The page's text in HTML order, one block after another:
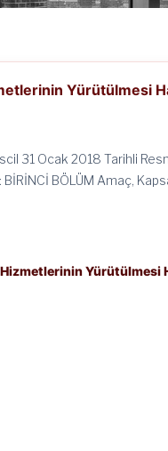
Yürütülmesi
31 Ocak 2018 Tarihli
BİRİNCİ BÖLÜM Amaç,
Hizmetlerinin Yürütülmesi